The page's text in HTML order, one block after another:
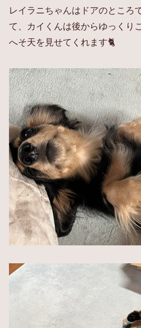
レイラニちゃんはドアのところ
て、カイくんは後からゆっくり
へそ天を見せてくれます🐈